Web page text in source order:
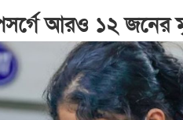
আরও ১২ জনের